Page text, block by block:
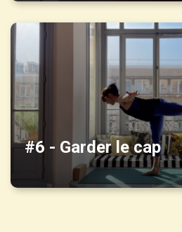
#6 - Garder le cap